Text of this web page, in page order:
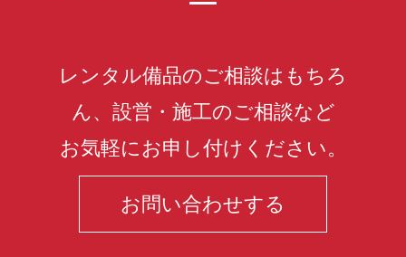
レンタル備品のご相談はもちろ
ん、設営・施工のご相談など
お気軽にお申し付けください。
お問い合わせする